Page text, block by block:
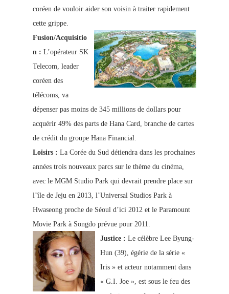
coréen de vouloir aider son voisin à traiter rapidement
cette grippe.
Fusion/Acquisitio
n : L’opérateur SK
Telecom, leader
coréen des
télécoms, va
dépenser pas moins de 345 millions de dollars pour
acquérir 49% des parts de Hana Card, branche de cartes
de crédit du groupe Hana Financial.
Loisirs : La Corée du Sud détiendra dans les prochaines
années trois nouveaux parcs sur le thème du cinéma,
avec le MGM Studio Park qui devrait prendre place sur
l’île de Jeju en 2013, l’Universal Studios Park à
Hwaseong proche de Séoul d’ici 2012 et le Paramount
Movie Park à Songdo prévue pour 2011.
Justice : Le célèbre Lee Byung-
Hun (39), égérie de la série «
Iris » et acteur notamment dans
« G.I. Joe », est sous le feu des